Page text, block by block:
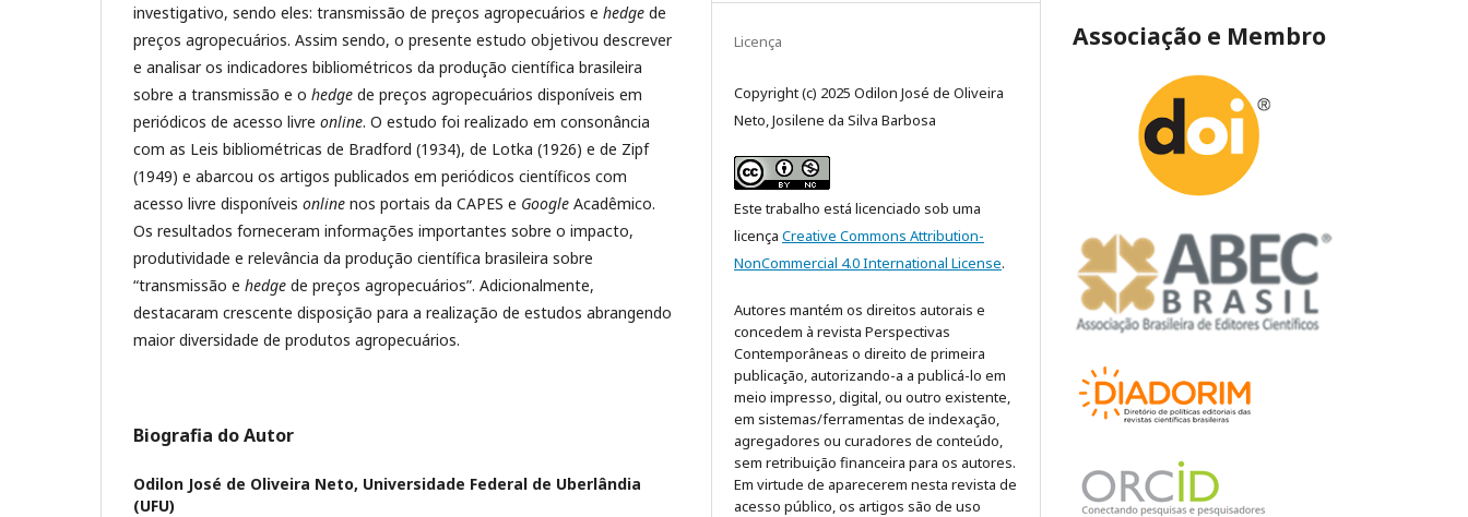
investigativo, sendo eles: transmissão de preços agropecuários e hedge de
preços agropecuários. Assim sendo, o presente estudo objetivou descrever
e analisar os indicadores bibliométricos da produção científica brasileira
sobre a transmissão e o hedge de preços agropecuários disponíveis em
periódicos de acesso livre online. O estudo foi realizado em consonância
com as Leis bibliométricas de Bradford (1934), de Lotka (1926) e de Zipf
(1949) e abarcou os artigos publicados em periódicos científicos com
acesso livre disponíveis online nos portais da CAPES e Google Acadêmico.
Os resultados forneceram informações importantes sobre o impacto,
produtividade e relevância da produção científica brasileira sobre
“transmissão e hedge de preços agropecuários”. Adicionalmente,
destacaram crescente disposição para a realização de estudos abrangendo
maior diversidade de produtos agropecuários.
Biografia do Autor
Odilon José de Oliveira Neto, Universidade Federal de Uberlândia
(UFU)
Licença
Copyright (c) 2025 Odilon José de Oliveira
Neto, Josilene da Silva Barbosa
Este trabalho está licenciado sob uma
licença Creative Commons Attribution-
NonCommercial 4.0 International License.
Autores mantém os direitos autorais e
concedem à revista Perspectivas
Contemporâneas o direito de primeira
publicação, autorizando-a a publicá-lo em
meio impresso, digital, ou outro existente,
em sistemas/ferramentas de indexação,
agregadores ou curadores de conteúdo,
sem retribuição financeira para os autores.
Em virtude de aparecerem nesta revista de
acesso público, os artigos são de uso
Associação e Membro